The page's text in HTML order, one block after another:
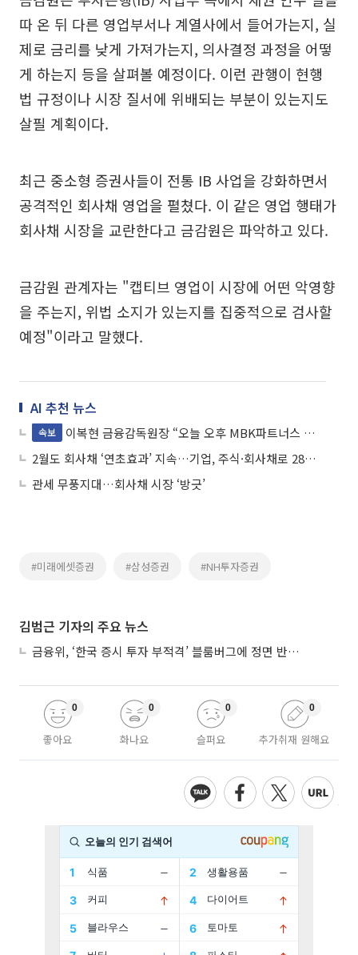
따 온 뒤 다른 영업부서나 계열사에서 들어가는지, 실
제로 금리를 낮게 가져가는지, 의사결정 과정을 어떻
게 하는지 등을 살펴볼 예정이다. 이런 관행이 현행
법 규정이나 시장 질서에 위배되는 부분이 있는지도
살필 계획이다.
최근 중소형 증권사들이 전통 IB 사업을 강화하면서
공격적인 회사채 영업을 펼쳤다. 이 같은 영업 행태가
회사채 시장을 교란한다고 금감원은 파악하고 있다.
금감원 관계자는 "캡티브 영업이 시장에 어떤 악영향
을 주는지, 위법 소지가 있는지를 집중적으로 검사할
예정"이라고 말했다.
AI 추천 뉴스
속보
이복현 금융감독원장 “오늘 오후 MBK파트너스 검사 착수”
2월도 회사채 ‘연초효과’ 지속…기업, 주식·회사채로 28조 직접 자금조달
관세 무풍지대…회사채 시장 ‘방긋’
#미래에셋증권 #삼성증권 #NH투자증권
김범근 기자의 주요 뉴스
금융위, ‘한국 증시 투자 부적격’ 블룸버그에 정면 반박…“근거 불분명”
좋아요
0
화나요
0
슬퍼요
0
추가취재 원해요
0